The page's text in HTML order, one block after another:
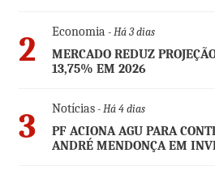
2 Economia - Há 3 dias
MERCADO REDUZ
13,75% EM 2026
3 Notícias- Há 4 dias
PF ACIONA AGU PARA
ANDRÉ MENDONÇA EM